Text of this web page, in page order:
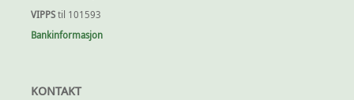
VIPPS til 101593
Bankinformasjon
KONTAKT